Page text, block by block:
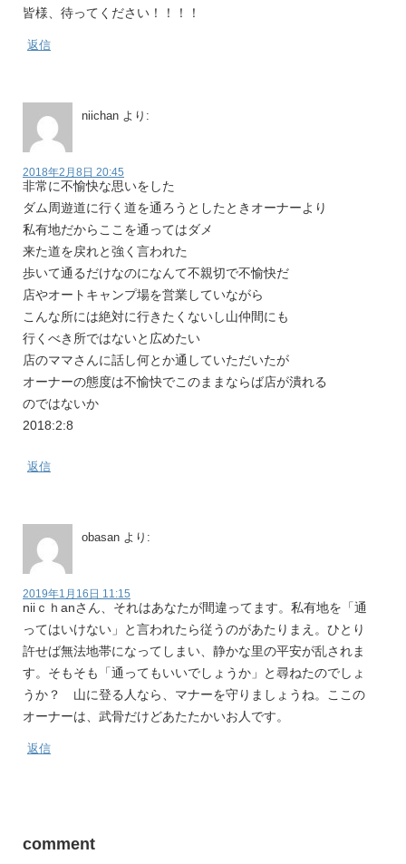
皆様、待ってください！！！！
返信
niichan より:
2018年2月8日 20:45
非常に不愉快な思いをした
ダム周遊道に行く道を通ろうとしたときオーナーより
私有地だからここを通ってはダメ
来た道を戻れと強く言われた
歩いて通るだけなのになんて不親切で不愉快だ
店やオートキャンプ場を営業していながら
こんな所には絶対に行きたくないし山仲間にも
行くべき所ではないと広めたい
店のママさんに話し何とか通していただいたが
オーナーの態度は不愉快でこのままならば店が潰れる
のではないか
2018:2:8
返信
obasan より:
2019年1月16日 11:15
niiｃｈanさん、それはあなたが間違ってます。私有地を「通
ってはいけない」と言われたら従うのがあたりまえ。ひとり
許せば無法地帯になってしまい、静かな里の平安が乱されま
す。そもそも「通ってもいいでしょうか」と尋ねたのでしょ
うか？ 山に登る人なら、マナーを守りましょうね。ここの
オーナーは、武骨だけどあたたかいお人です。
返信
comment